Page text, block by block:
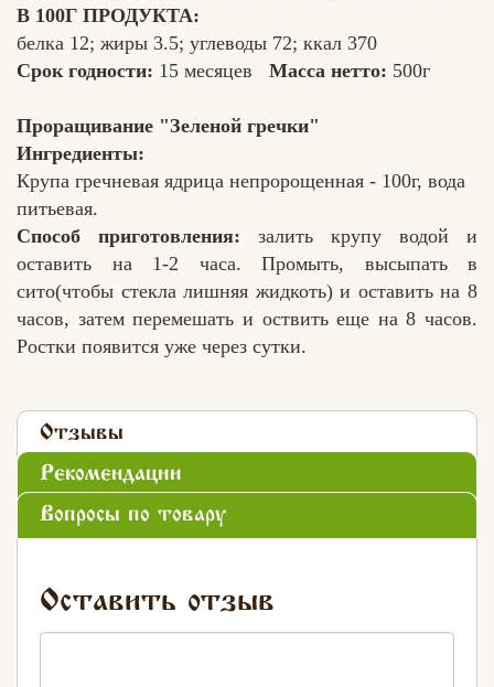
В 100Г ПРОДУКТА:
белка 12; жиры 3.5; углеводы 72; ккал 370
Срок годности: 15 месяцев Масса нетто: 500г
Проращивание "Зеленой гречки"
Ингредиенты:
Крупа гречневая ядрица непророщенная - 100г, вода
питьевая.
Способ приготовления: залить крупу водой и
оставить на 1-2 часа. Промыть, высыпать в
сито(чтобы стекла лишняя жидкоть) и оставить на 8
часов, затем перемешать и оствить еще на 8 часов.
Ростки появится уже через сутки.
Отзывы
Рекомендации
Вопросы по товару
Оставить отзыв